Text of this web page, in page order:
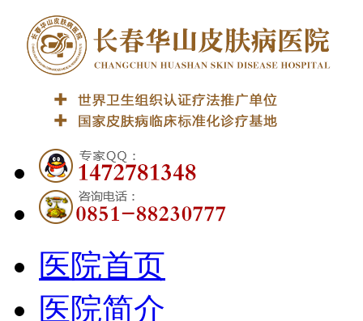
医院首页
医院简介